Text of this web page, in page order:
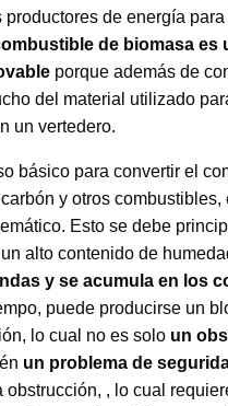
de energía
de biomasa es
porque además de
del material utilizado
un vertedero.
básico para convertir el
y otros combustibles,
Esto se debe
alto contenido de
y se acumula en los
puede producirse un
lo cual no es solo un
un problema de
, lo cual